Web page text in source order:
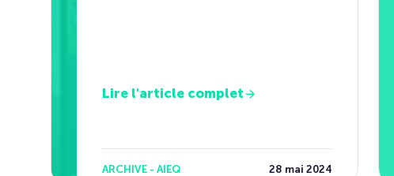
Lire l'article complet
ARCHIVE - AIEQ 28 mai 2024